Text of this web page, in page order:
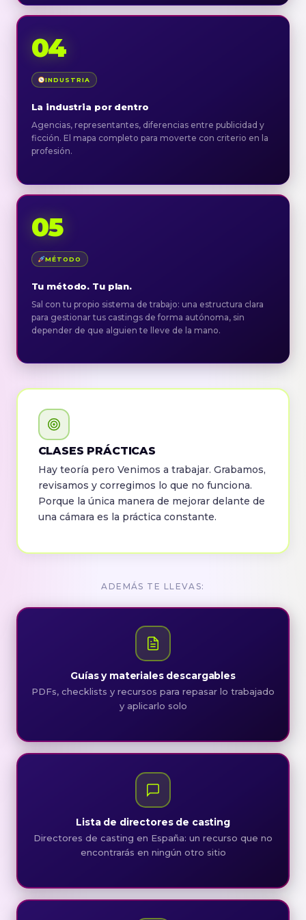
04
INDUSTRIA
La industria por dentro
Agencias, representantes, diferencias entre publicidad y
ficción. El mapa completo para moverte con criterio en la
profesión.
05
MÉTODO
Tu método. Tu plan.
Sal con tu propio sistema de trabajo: una estructura clara
para gestionar tus castings de forma autónoma, sin
depender de que alguien te lleve de la mano.
CLASES PRÁCTICAS
Hay teoría pero Venimos a trabajar. Grabamos,
revisamos y corregimos lo que no funciona.
Porque la única manera de mejorar delante de
una cámara es la práctica constante.
ADEMÁS TE LLEVAS:
Guías y materiales descargables
PDFs, checklists y recursos para repasar lo trabajado
y aplicarlo solo
Lista de directores de casting
Directores de casting en España: un recurso que no
encontrarás en ningún otro sitio